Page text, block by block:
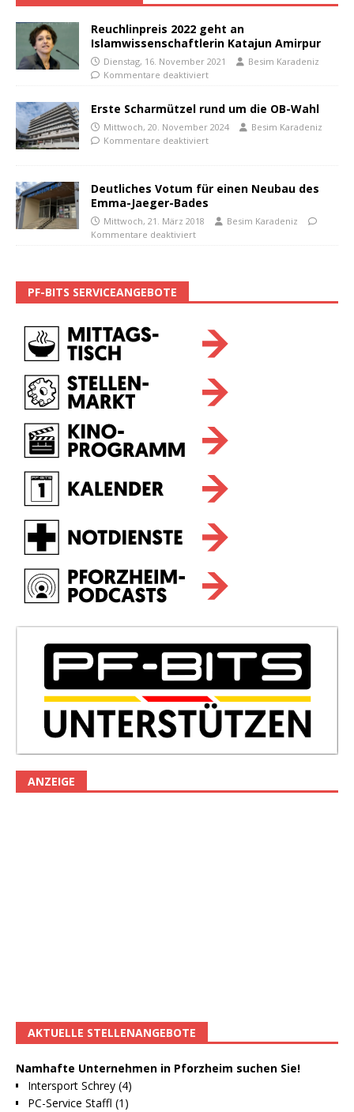
Reuchlinpreis 2022 geht an
Islamwissenschaftlerin Katajun Amirpur
Dienstag, 16. November 2021
Besim Karadeniz
Kommentare deaktiviert
Erste Scharmützel rund um die OB-Wahl
Mittwoch, 20. November 2024
Besim Karadeniz
Kommentare deaktiviert
Deutliches Votum für einen Neubau des
Emma-Jaeger-Bades
Mittwoch, 21. März 2018
Besim Karadeniz
Kommentare deaktiviert
PF-BITS SERVICEANGEBOTE
ANZEIGE
AKTUELLE STELLENANGEBOTE
Namhafte Unternehmen in Pforzheim suchen Sie!
Intersport Schrey (4)
PC-Service Staffl (1)